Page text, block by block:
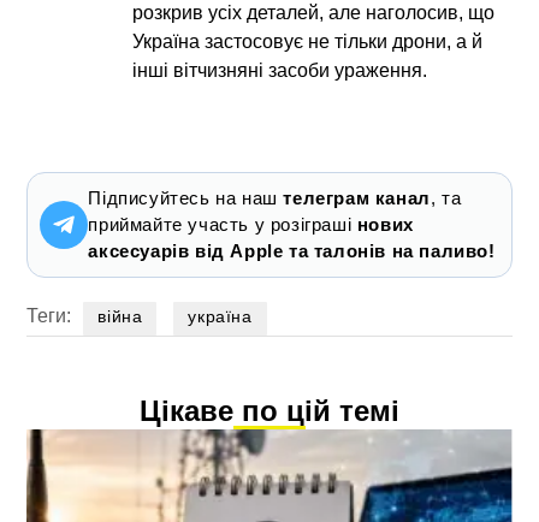
розкрив усіх деталей, але наголосив, що
Україна застосовує не тільки дрони, а й
інші вітчизняні засоби ураження.
Підписуйтесь на наштелеграм канал, та
приймайте участь у розіграші нових
аксесуарів від Apple та талонів на паливо!
Теги: війна україна
Цікаве по цій темі